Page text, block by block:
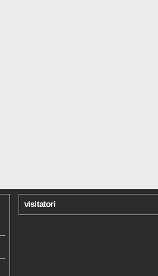
visitatori